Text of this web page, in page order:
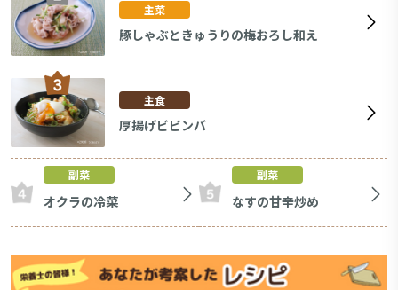
主菜
豚しゃぶときゅうりの梅おろし和え
主食
厚揚げビビンバ
副菜
オクラの冷菜
副菜
なすの甘辛炒め